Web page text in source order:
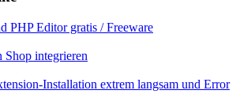
PHP Editor gratis / Freeware
integrieren
Installation extrem langsam und Error